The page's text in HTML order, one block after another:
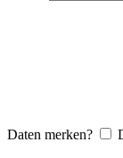
Daten merken?